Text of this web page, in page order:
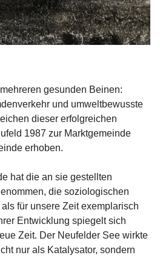
gesunden Beinen:
und umweltbewusste
dieser erfolgreichen
1987 zur Marktgemeinde
erhoben.
hat die an sie gestellten
die soziologischen
für unsere Zeit exemplarisch
Entwicklung spiegelt sich
Zeit. Der Neufelder See wirkte
nur als Katalysator, sondern